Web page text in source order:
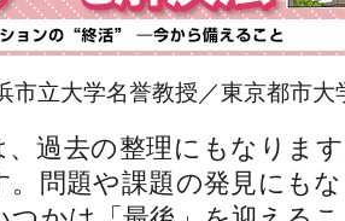
市立大学名誉教授／東京都市
過去の整理にもなりま
。問題や課題の発見にも